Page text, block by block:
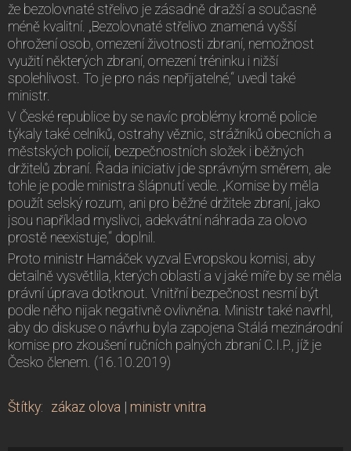
že bezolovnaté střelivo je zásadně dražší a současně
méně kvalitní. „Bezolovnaté střelivo znamená vyšší
ohrožení osob, omezení životnosti zbraní, nemožnost
využití některých zbraní, omezení tréninku i nižší
spolehlivost. To je pro nás nepřijatelné,“ uvedl také
ministr.
V České republice by se navíc problémy kromě policie
týkaly také celníků, ostrahy věznic, strážníků obecních a
městských policií, bezpečnostních složek i běžných
držitelů zbraní. Řada iniciativ jde správným směrem, ale
tohle je podle ministra šlápnutí vedle. „Komise by měla
použít selský rozum, ani pro běžné držitele zbraní, jako
jsou například myslivci, adekvátní náhrada za olovo
prostě neexistuje,“ doplnil.
Proto ministr Hamáček vyzval Evropskou komisi, aby
detailně vysvětlila, kterých oblastí a v jaké míře by se měla
právní úprava dotknout. Vnitřní bezpečnost nesmí být
podle něho nijak negativně ovlivněna. Ministr také navrhl,
aby do diskuse o návrhu byla zapojena Stálá mezinárodní
komise pro zkoušení ručních palných zbraní C.I.P., jíž je
Česko členem. (16.10.2019)
Štítky: zákaz olova | ministr vnitra